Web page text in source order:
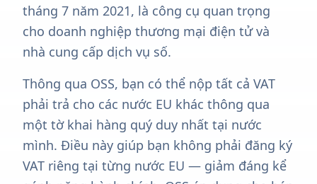
tháng 7 năm 2021, là công cụ quan trọng
cho doanh nghiệp thương mại điện tử và
nhà cung cấp dịch vụ số.
Thông qua OSS, bạn có thể nộp tất cả VAT
phải trả cho các nước EU khác thông qua
một tờ khai hàng quý duy nhất tại nước
mình. Điều này giúp bạn không phải đăng ký
VAT riêng tại từng nước EU — giảm đáng kể